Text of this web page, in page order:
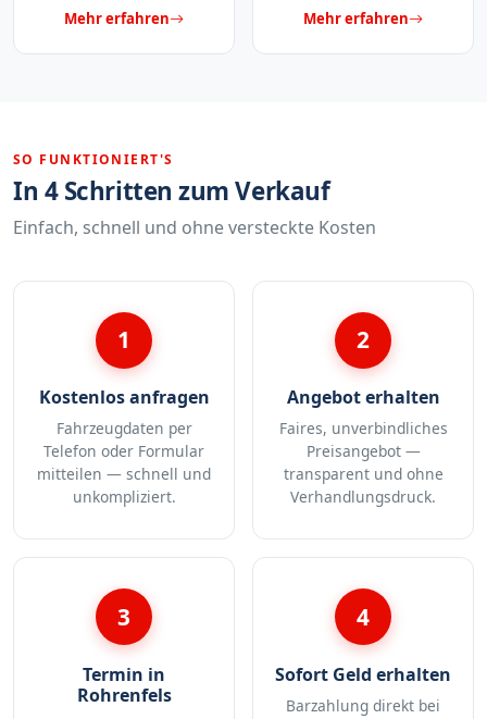
Mehr erfahren
Mehr erfahren
SO FUNKTIONIERT'S
In 4 Schritten zum Verkauf
Einfach, schnell und ohne versteckte Kosten
1
Kostenlos anfragen
Fahrzeugdaten per
Telefon oder Formular
mitteilen — schnell und
unkompliziert.
2
Angebot erhalten
Faires, unverbindliches
Preisangebot —
transparent und ohne
Verhandlungsdruck.
3
Termin in
Rohrenfels
4
Sofort Geld erhalten
Barzahlung direkt bei